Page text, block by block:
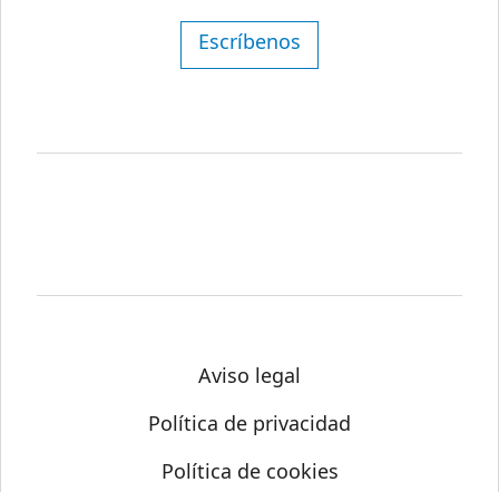
Escríbenos
Aviso legal
Política de privacidad
Política de cookies